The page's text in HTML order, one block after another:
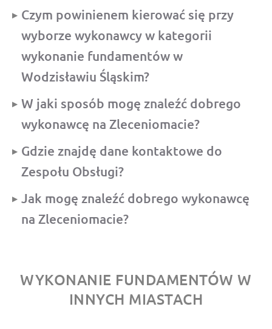
Czym powinienem kierować się przy
wyborze wykonawcy w kategorii
wykonanie fundamentów w
Wodzisławiu Śląskim?
W jaki sposób mogę znaleźć dobrego
wykonawcę na Zleceniomacie?
Gdzie znajdę dane kontaktowe do
Zespołu Obsługi?
Jak mogę znaleźć dobrego wykonawcę
na Zleceniomacie?
WYKONANIE FUNDAMENTÓW W
INNYCH MIASTACH